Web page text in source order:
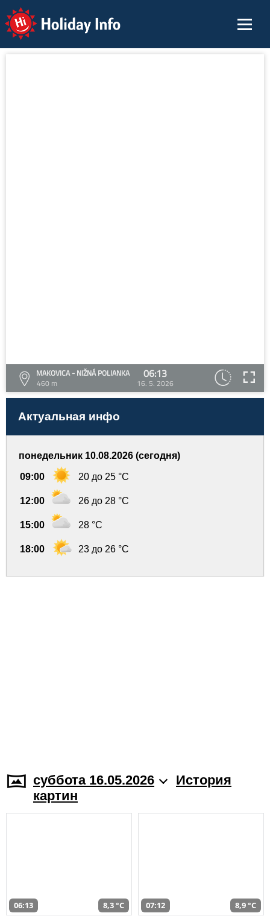
Holiday Info
MAKOVICA - NIŽNÁ POLIANKA
460 m
06:13
16. 5. 2026
Актуальная инфо
понедельник 10.08.2026 (сегодня)
09:00 20 до 25 °C
12:00 26 до 28 °C
15:00 28 °C
18:00 23 до 26 °C
суббота 16.05.2026
История
картин
06:13 8,3 °C 07:12 8,9 °C